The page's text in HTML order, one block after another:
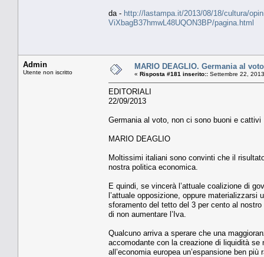
da - http://lastampa.it/2013/08/18/cultura/
ViXbagB37hmwL48UQON3BP/pagina.html
Admin
Utente non iscritto
MARIO DEAGLIO. Germania al
« Risposta #181 inserito:: Settembre 22,
EDITORIALI
22/09/2013
Germania al voto, non ci sono buoni e cattivi
MARIO DEAGLIO
Moltissimi italiani sono convinti che il
nostra politica economica.
E quindi, se vincerà l’attuale coalizione di
l’attuale opposizione, oppure
sforamento del tetto del 3 per cento al
di non aumentare l’Iva.
Qualcuno arriva a sperare che una
accomodante con la creazione di liquidità
all’economia europea un’espansione ben